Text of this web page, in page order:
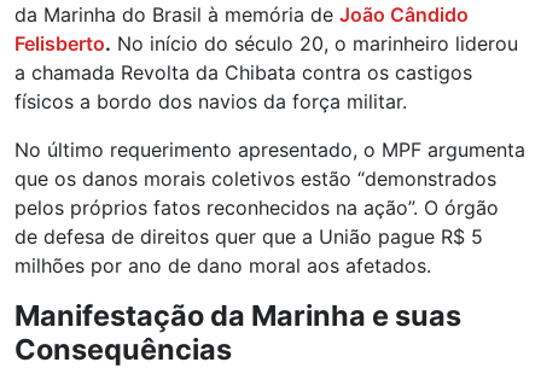
da Marinha do Brasil à memória de João Cândido
Felisberto. No início do século 20, o marinheiro liderou
a chamada Revolta da Chibata contra os castigos
físicos a bordo dos navios da força militar.
No último requerimento apresentado, o MPF argumenta
que os danos morais coletivos estão “demonstrados
pelos próprios fatos reconhecidos na ação”. O órgão
de defesa de direitos quer que a União pague R$ 5
milhões por ano de dano moral aos afetados.
Manifestação da Marinha e suas
Consequências